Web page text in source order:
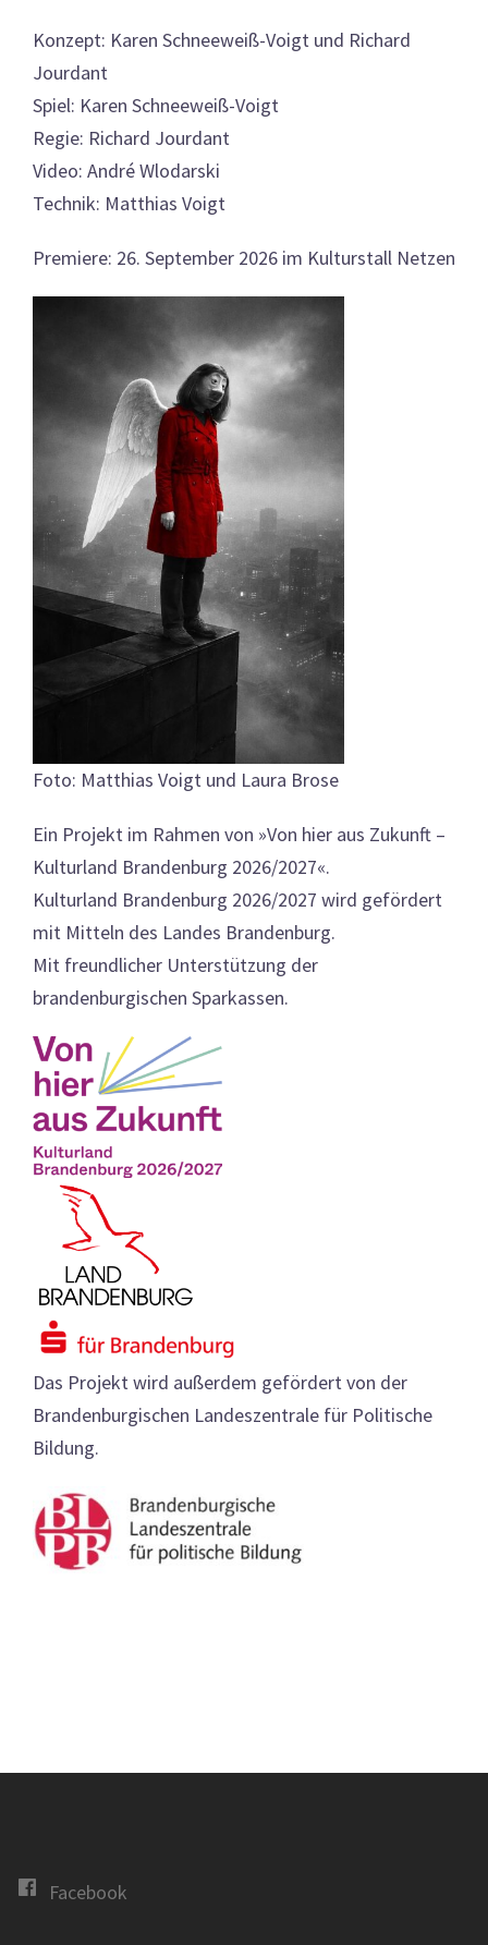
Konzept: Karen Schneeweiß-Voigt und Richard
Jourdant
Spiel: Karen Schneeweiß-Voigt
Regie: Richard Jourdant
Video: André Wlodarski
Technik: Matthias Voigt
Premiere: 26. September 2026 im Kulturstall Netzen
Foto: Matthias Voigt und Laura Brose
Ein Projekt im Rahmen von »Von hier aus Zukunft –
Kulturland Brandenburg 2026/2027«.
Kulturland Brandenburg 2026/2027 wird gefördert
mit Mitteln des Landes Brandenburg.
Mit freundlicher Unterstützung der
brandenburgischen Sparkassen.
Das Projekt wird außerdem gefördert von der
Brandenburgischen Landeszentrale für Politische
Bildung.
Facebook